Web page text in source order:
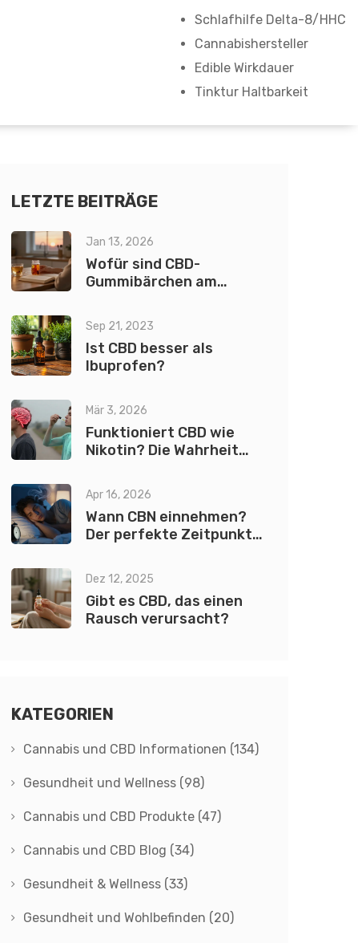
Schlafhilfe Delta-8/HHC
Cannabishersteller
Edible Wirkdauer
Tinktur Haltbarkeit
LETZTE BEITRÄGE
Jan 13, 2026
Wofür sind CBD-
Gummibärchen am
Sep 21, 2023
Ist CBD besser als
Ibuprofen?
Mär 3, 2026
Funktioniert CBD wie
Nikotin? Die Wahrheit
Wirkmechanismen
Apr 16, 2026
Wann CBN einnehmen?
Der perfekte Zeitpunkt
Dez 12, 2025
Gibt es CBD, das einen
Rausch verursacht?
KATEGORIEN
Cannabis und CBD Informationen (134)
Gesundheit und Wellness (98)
Cannabis und CBD Produkte (47)
Cannabis und CBD Blog (34)
Gesundheit & Wellness (33)
Gesundheit und Wohlbefinden (20)